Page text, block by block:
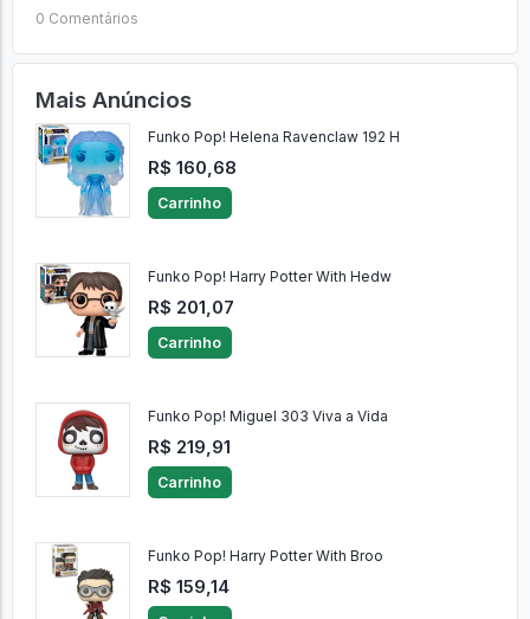
0 Comentários
Mais Anúncios
Funko Pop! Helena Ravenclaw 192 H
R$ 160,68
Carrinho
Funko Pop! Harry Potter With Hedw
R$ 201,07
Carrinho
Funko Pop! Miguel 303 Viva a Vida
R$ 219,91
Carrinho
Funko Pop! Harry Potter With Broo
R$ 159,14